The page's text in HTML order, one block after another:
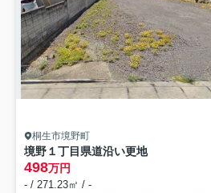
桐生市境野町
境野１丁目県道沿い更地
498万円
- / 271.23㎡ / -